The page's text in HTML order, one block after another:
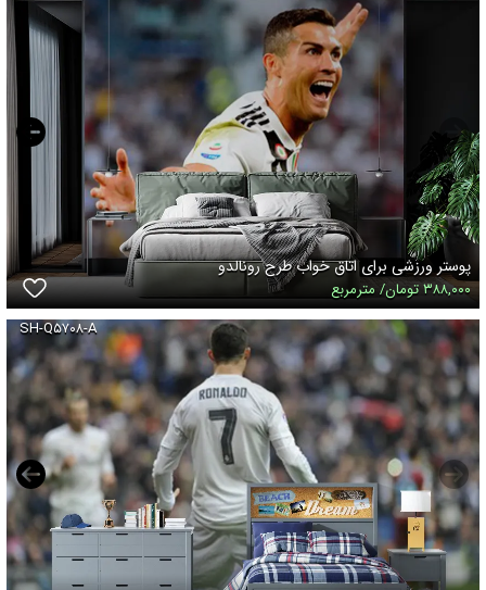
پوستر ورزشی برای اتاق خواب طرح رونالدو
۳۸۸,۰۰۰ تومان/ مترمربع
SH-Q۵۷۰۸-A